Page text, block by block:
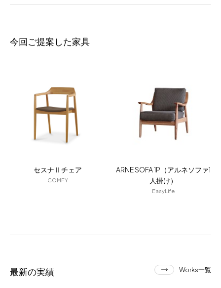
今回ご提案した家具
セスナⅡチェア
COMFY
ARNE SOFA 1P（アルネソファ1
人掛け）
EasyLife
最新の実績 Works一覧